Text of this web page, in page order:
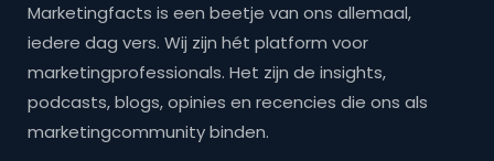
Marketingfacts is een beetje van ons allemaal,
iedere dag vers. Wij zijn hét platform voor
marketingprofessionals. Het zijn de insights,
podcasts, blogs, opinies en recencies die ons als
marketingcommunity binden.